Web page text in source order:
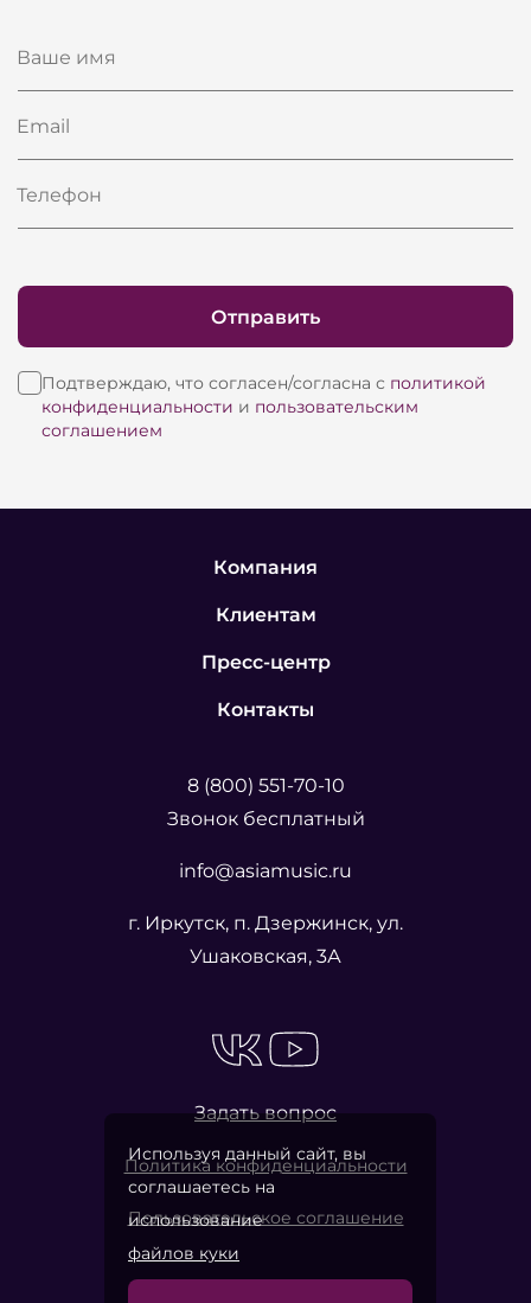
Ваше имя
Email
Телефон
Подтверждаю, что согласен/согласна с политикой
конфиденциальности и пользовательским
соглашением
Отправить
Компания
Клиентам
Пресс-центр
Контакты
8 (800) 551-70-10
Звонок бесплатный
info@asiamusic.ru
г. Иркутск, п. Дзержинск, ул.
Ушаковская, 3А
Задать вопрос
Политика конфиденциальности
Пользовательское соглашение
Используя данный сайт, вы
соглашаетесь на
использование
файлов куки